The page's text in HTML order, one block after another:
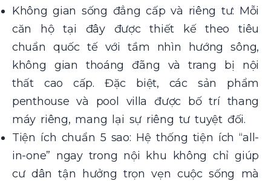
Không gian sống đẳng cấp và riêng tư: Mỗi
căn hộ tại đây được thiết kế theo tiêu
chuẩn quốc tế với tầm nhìn hướng sông,
không gian thoáng đãng và trang bị nội
thất cao cấp. Đặc biệt, các sản phẩm
penthouse và pool villa được bố trí thang
máy riêng, mang lại sự riêng tư tuyệt đối.
Tiện ích chuẩn 5 sao: Hệ thống tiện ích “all-
in-one” ngay trong nội khu không chỉ giúp
cư dân tận hưởng trọn vẹn cuộc sống mà